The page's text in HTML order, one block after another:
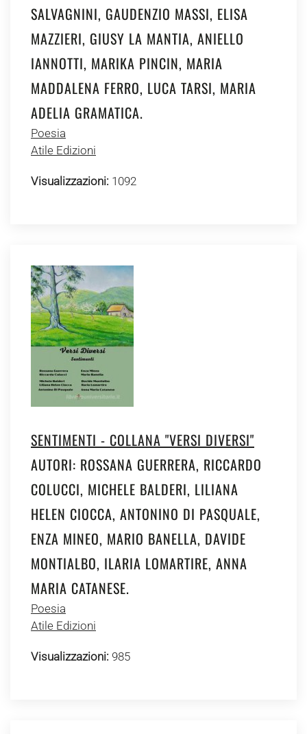
SALVAGNINI, GAUDENZIO MASSI, ELISA
MAZZIERI, GIUSY LA MANTIA, ANIELLO
IANNOTTI, MARIKA PINCIN, MARIA
MADDALENA FERRO, LUCA TARSI, MARIA
ADELIA GRAMATICA.
Poesia
Atile Edizioni
Visualizzazioni: 1092
SENTIMENTI - COLLANA "VERSI DIVERSI"
AUTORI: ROSSANA GUERRERA, RICCARDO
COLUCCI, MICHELE BALDERI, LILIANA
HELEN CIOCCA, ANTONINO DI PASQUALE,
ENZA MINEO, MARIO BANELLA, DAVIDE
MONTIALBO, ILARIA LOMARTIRE, ANNA
MARIA CATANESE.
Poesia
Atile Edizioni
Visualizzazioni: 985